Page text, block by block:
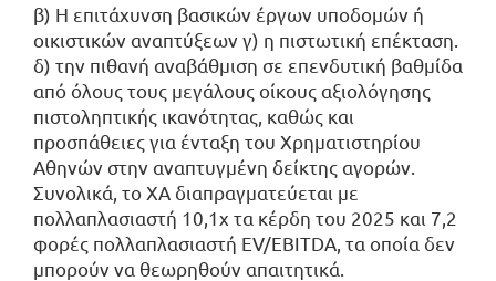
β) Η επιτάχυνση βασικών έργων υποδομών ή
οικιστικών αναπτύξεων γ) η πιστωτική επέκταση.
δ) την πιθανή αναβάθμιση σε επενδυτική βαθμίδα
από όλους τους μεγάλους οίκους αξιολόγησης
πιστοληπτικής ικανότητας, καθώς και
προσπάθειες για ένταξη του Χρηματιστηρίου
Αθηνών στην αναπτυγμένη δείκτης αγορών.
Συνολικά, το ΧΑ διαπραγματεύεται με
πολλαπλασιαστή 10,1x τα κέρδη του 2025 και 7,2
φορές πολλαπλασιαστή EV/EBITDA, τα οποία δεν
μπορούν να θεωρηθούν απαιτητικά.